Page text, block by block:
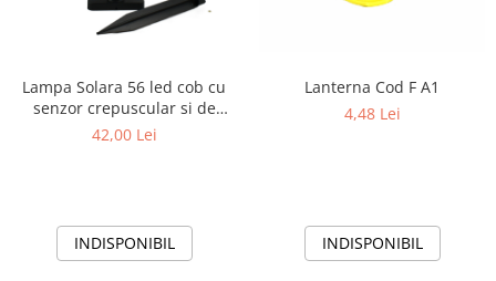
Lampa Solara 56 led cob cu
senzor crepuscular si de
miscare
42,00 Lei
INDISPONIBIL
Lanterna Cod F A1
4,48 Lei
INDISPONIBIL